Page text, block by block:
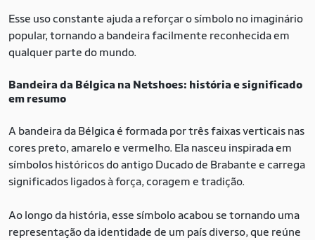
Esse uso constante ajuda a reforçar o símbolo no imaginário
popular, tornando a bandeira facilmente reconhecida em
qualquer parte do mundo.
Bandeira da Bélgica na Netshoes: história e significado
em resumo
A bandeira da Bélgica é formada por três faixas verticais nas
cores preto, amarelo e vermelho. Ela nasceu inspirada em
símbolos históricos do antigo Ducado de Brabante e carrega
significados ligados à força, coragem e tradição.
Ao longo da história, esse símbolo acabou se tornando uma
representação da identidade de um país diverso, que reúne